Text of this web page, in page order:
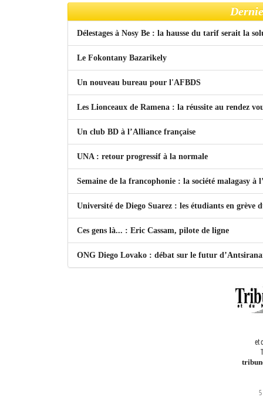
Délestages à Nosy Be : la hausse du tarif serait la
Le Fokontany Bazarikely
Un nouveau bureau pour l'AFBDS
Les Lionceaux de Ramena : la réussite au rendez
Un club BD à l’Alliance française
UNA : retour progressif à la normale
Semaine de la francophonie : la société malagasy à
Université de Diego Suarez : les étudiants en grève
Ces gens là... : Eric Cassam, pilote de ligne
ONG Diego Lovako : débat sur le futur
et